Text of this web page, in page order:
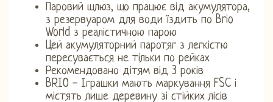
Паровий шлюз, що працює від акумулятора,
з резервуаром для води їздить по Brio
World з реалістичною парою
Цей акумуляторний паротяг з легкістю
пересувається не тільки по рейках
Рекомендовано дітям від 3 років
BRIO - Іграшки мають маркування FSC і
містять лише деревину зі стійких лісів